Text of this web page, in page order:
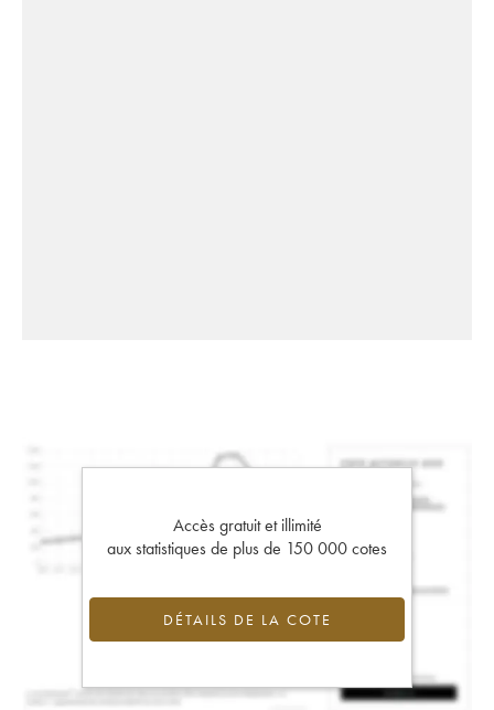
Accès gratuit et illimité
aux statistiques de plus de 150 000 cotes
DÉTAILS DE LA COTE